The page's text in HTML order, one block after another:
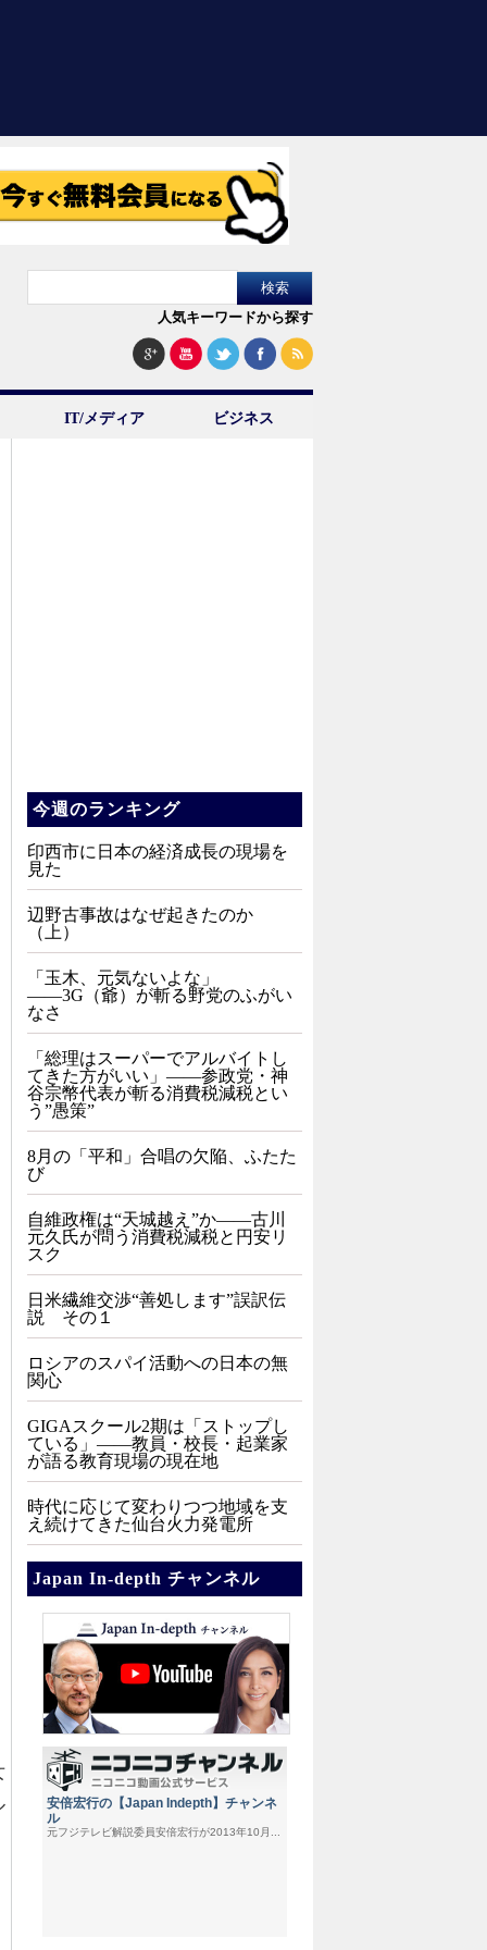
人気キーワードから探す
IT/メディア ビジネス
今週のランキング
印西市に日本の経済成長の現場を
見た
辺野古事故はなぜ起きたのか
（上）
「玉木、元気ないよな」
――3G（爺）が斬る野党のふがい
なさ
「総理はスーパーでアルバイトし
てきた方がいい」――参政党・神
谷宗幣代表が斬る消費税減税とい
う”愚策”
8月の「平和」合唱の欠陥、ふたた
び
自維政権は“天城越え”か――古川
元久氏が問う消費税減税と円安リ
スク
日米繊維交渉“善処します”誤訳伝
説 その１
ロシアのスパイ活動への日本の無
関心
GIGAスクール2期は「ストップし
ている」——教員・校長・起業家
が語る教育現場の現在地
時代に応じて変わりつつ地域を支
え続けてきた仙台火力発電所
Japan In-depth チャンネル